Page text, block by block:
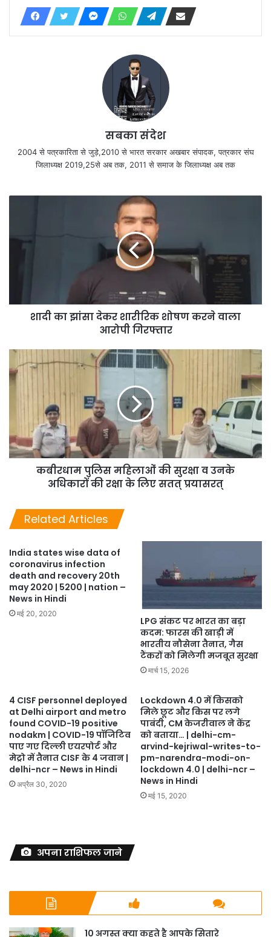
सबका संदेश
2004 से पत्रकारिता से जुड़े,2010 से भारत सरकार अखबार संपादक, पत्रकार संघ
जिलाध्यक्ष 2019,25से अब तक, 2011 से समाज के जिलाध्यक्ष अब तक
शादी का झांसा देकर शारीरिक शोषण करने वाला
आरोपी गिरफ्तार
कबीरधाम पुलिस महिलाओं की सुरक्षा व उनके
अधिकारों की रक्षा के लिए सतत् प्रयासरत्
Related Articles
India states wise data of
coronavirus infection
death and recovery 20th
may 2020 | 5200 | nation –
News in Hindi
मई 20, 2020
LPG संकट पर भारत का बड़ा
कदम: फारस की खाड़ी में
भारतीय नौसेना तैनात, गैस
टैंकरों को मिलेगी मजबूत सुरक्षा
मार्च 15, 2026
4 CISF personnel deployed
at Delhi airport and metro
found COVID-19 positive
nodakm | COVID-19 पॉजिटिव
पाए गए दिल्‍ली एयरपोर्ट और
मेट्रो में तैनात CISF के 4 जवान |
delhi-ncr – News in Hindi
अप्रैल 30, 2020
Lockdown 4.0 में किसको
मिले छूट और किस पर लगे
पाबंदी, CM केजरीवाल ने केंद्र
को बताया… | delhi-cm-
arvind-kejriwal-writes-to-
pm-narendra-modi-on-
lockdown 4.0 | delhi-ncr –
News in Hindi
मई 15, 2020
अपना राशिफल जाने
10 अगस्त क्या कहते है आपके सितारे